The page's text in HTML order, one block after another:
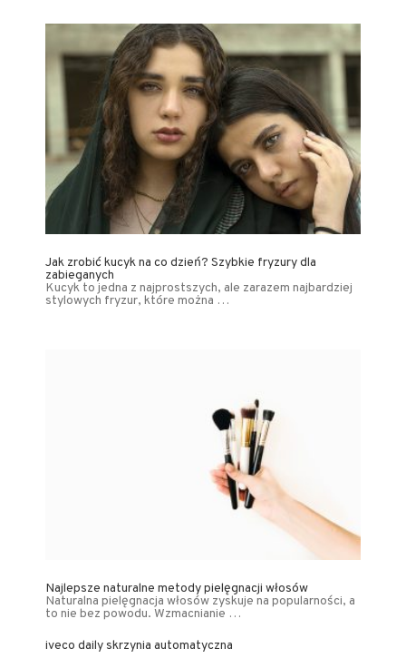
Jak zrobić kucyk na co dzień? Szybkie fryzury dla
zabieganych
Kucyk to jedna z najprostszych, ale zarazem najbardziej
stylowych fryzur, które można …
Najlepsze naturalne metody pielęgnacji włosów
Naturalna pielęgnacja włosów zyskuje na popularności, a
to nie bez powodu. Wzmacnianie …
iveco daily skrzynia automatyczna